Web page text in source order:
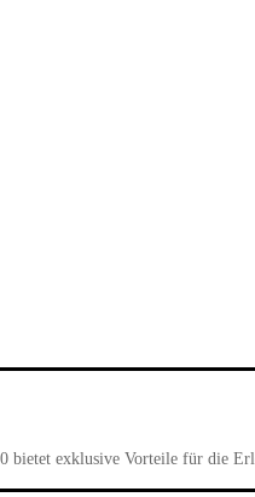
bietet exklusive Vorteile für die